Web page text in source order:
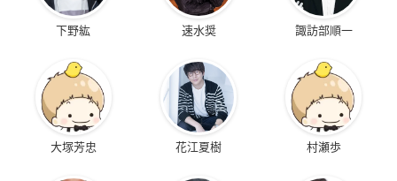
下野紘 速水奨 諏訪部順一
大塚芳忠 花江夏樹 村瀬歩